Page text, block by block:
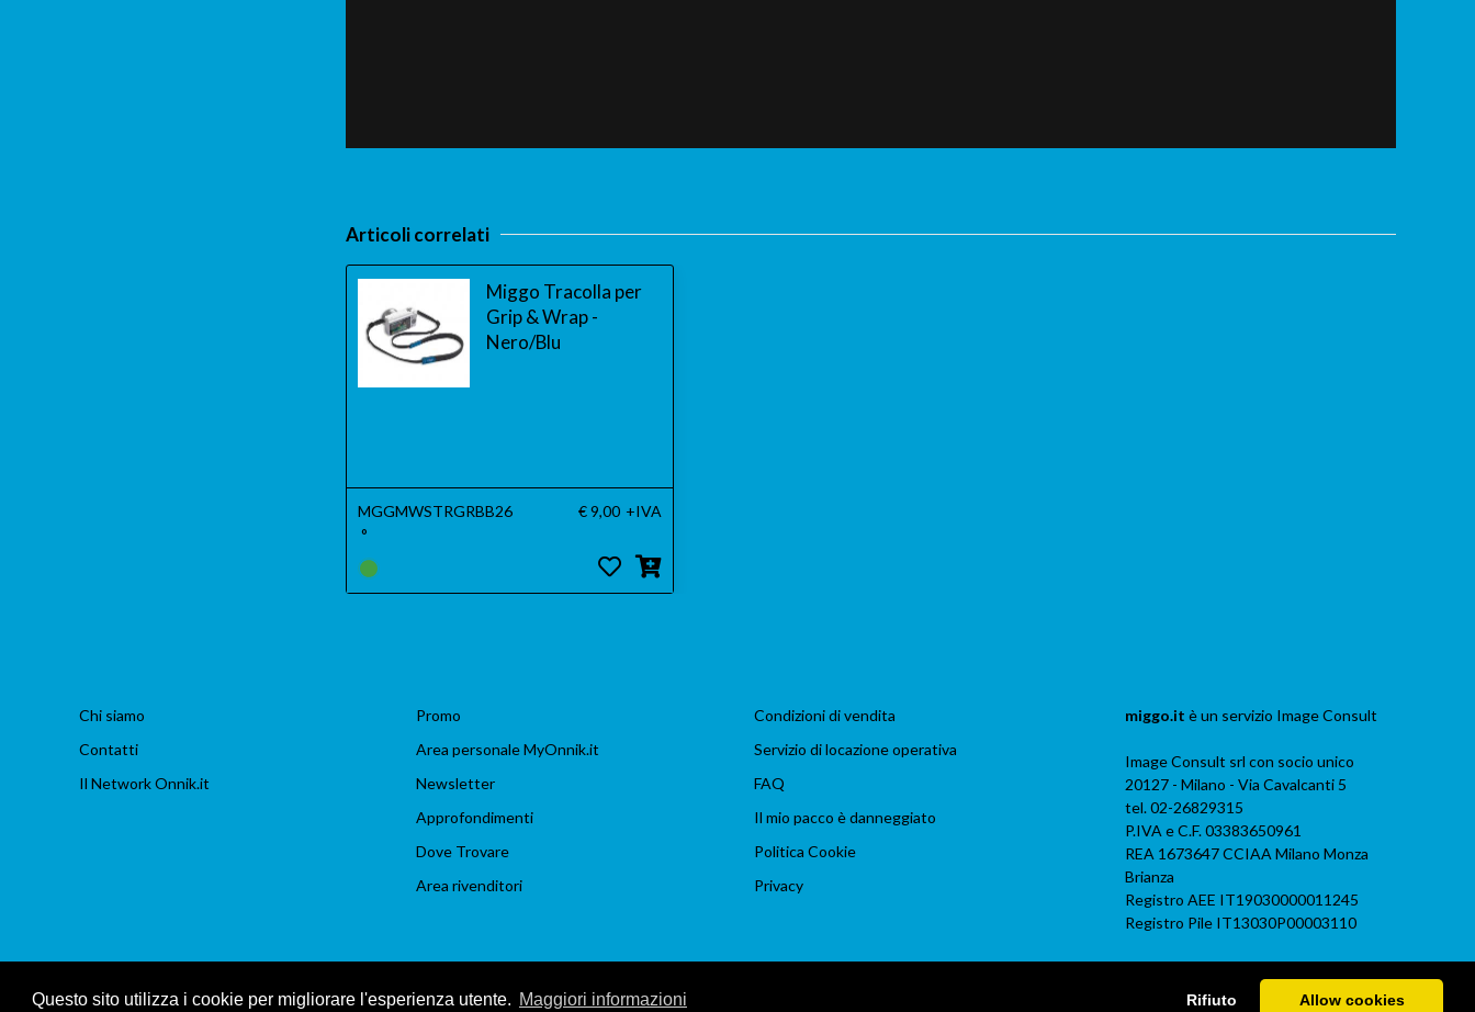
Questo sito utilizza i cookie per migliorare l'esperienza utente. Maggiori informazioni Rifiuto Allow cookies
Articoli correlati
Miggo Tracolla per
Grip & Wrap -
Nero/Blu
MGGMWSTRGRBB26
°
€ 9,00 +IVA
Chi siamo
Contatti
Il Network Onnik.it
Promo
Area personale MyOnnik.it
Newsletter
Approfondimenti
Dove Trovare
Area rivenditori
Condizioni di vendita
Servizio di locazione operativa
FAQ
Il mio pacco è danneggiato
Politica Cookie
Privacy
miggo.it è un servizio Image Consult
Image Consult srl con socio unico
20127 - Milano - Via Cavalcanti 5
tel. 02-26829315
P.IVA e C.F. 03383650961
REA 1673647 CCIAA Milano Monza
Brianza
Registro AEE IT19030000011245
Registro Pile IT13030P00003110